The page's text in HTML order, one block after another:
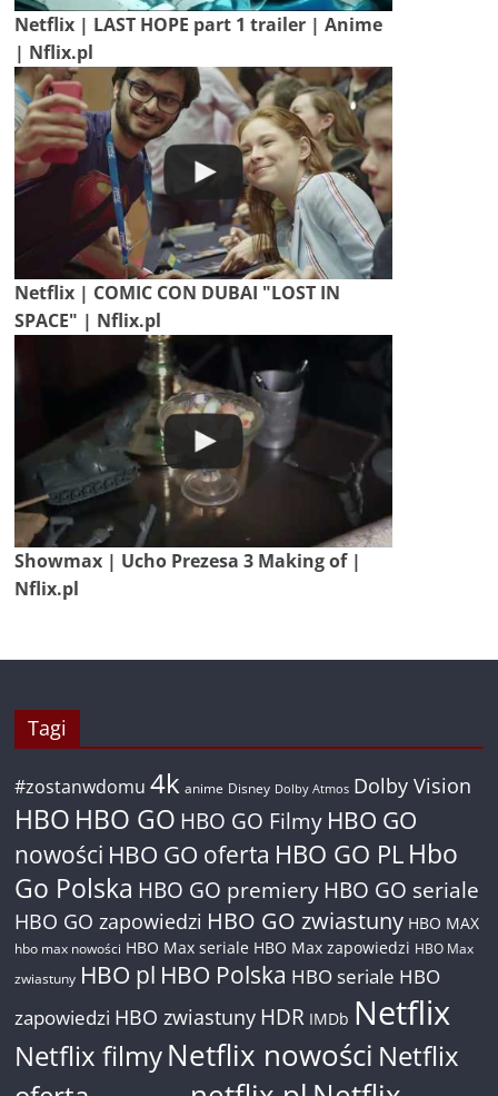
Netflix | LAST HOPE part 1 trailer | Anime
| Nflix.pl
Netflix | COMIC CON DUBAI "LOST IN
SPACE" | Nflix.pl
Showmax | Ucho Prezesa 3 Making of |
Nflix.pl
Tagi
#zostanwdomu 4k anime Disney Dolby Atmos Dolby Vision
HBO HBO GO HBO GO Filmy HBO GO
nowości HBO GO oferta HBO GO PL Hbo
Go Polska HBO GO premiery HBO GO seriale
HBO GO zapowiedzi HBO GO zwiastuny HBO MAX
hbo max nowości HBO Max seriale HBO Max zapowiedzi HBO Max
zwiastuny HBO pl HBO Polska HBO seriale HBO
zapowiedzi HBO zwiastuny HDR IMDb Netflix
Netflix filmyNetflix nowości Netflix